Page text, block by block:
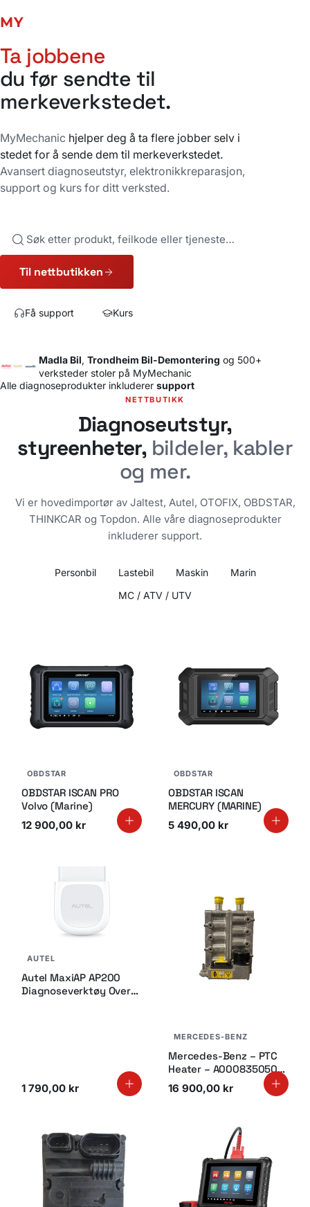
MY
Ta jobbene
du før sendte til
merkeverkstedet.
MyMechanic hjelper deg å ta flere jobber selv i
stedet for å sende dem til merkeverkstedet.
Avansert diagnoseutstyr, elektronikkreparasjon,
support og kurs for ditt verksted.
Søk
Til nettbutikken
Få support Kurs
Madla Bil, Trondheim Bil-Demontering og 500+
verksteder stoler på MyMechanic
Alle diagnoseprodukter inkluderer support
NETTBUTIKK
Diagnoseutstyr,
styreenheter, bildeler, kabler
og mer.
Vi er hovedimportør av Jaltest, Autel, OTOFIX, OBDSTAR,
THINKCAR og Topdon. Alle våre diagnoseprodukter
inkluderer support.
Personbil Lastebil Maskin
Marin
MC / ATV / UTV
OBDSTAR
OBDSTAR ISCAN PRO
Volvo (Marine)
12 900,00 kr
OBDSTAR
OBDSTAR ISCAN
MERCURY (MARINE)
5 490,00 kr
AUTEL
Autel MaxiAP AP200
Diagnoseverktøy Over
1 790,00 kr
MERCEDES-BENZ
Mercedes-Benz – PTC
Heater – A0008350500
– Overhalt
16 900,00 kr